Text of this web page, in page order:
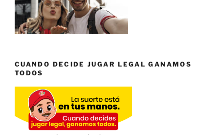
CUANDO DECIDE JUGAR LEGAL GANAMOS
TODOS